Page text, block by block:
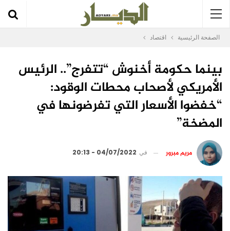
الصفحة الرئيسية اقتصاد
بينما حكومة أخنوش “تتفرج”.. الرئيس
الأمريكي لأصحاب محطات الوقود:
“خفضوا الأسعار التي تفرضونها في
المضخة”
مريم مبرور في 04/07/2022 - 20:13